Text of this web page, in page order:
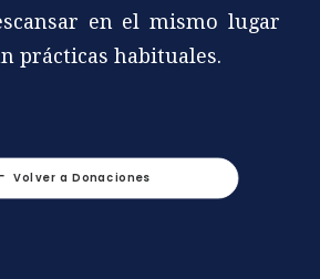
en el mismo lugar
prácticas habituales.
Volver a Donaciones